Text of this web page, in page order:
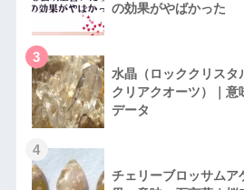
の効果がやばかった
3
水晶（ロッククリスタ
クリアクオーツ）｜
データ
4
チェリーブロッサムア